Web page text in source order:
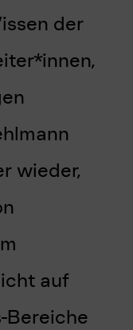
der
wieder,
auf
Bereiche